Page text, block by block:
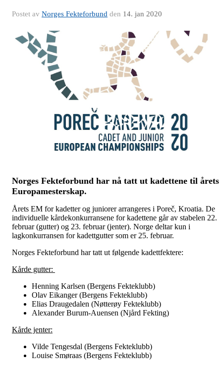
Postet av Norges Fekteforbund den 14. jan 2020
Norges Fekteforbund har nå tatt ut kadettene til årets
Europamesterskap.
Årets EM for kadetter og juniorer arrangeres i Poreč, Kroatia. De
individuelle kårdekonkurransene for kadettene går av stabelen 22.
februar (gutter) og 23. februar (jenter). Norge deltar kun i
lagkonkurransen for kadettgutter som er 25. februar.
Norges Fekteforbund har tatt ut følgende kadettfektere:
Kårde gutter:
Henning Karlsen (Bergens Fekteklubb)
Olav Eikanger (Bergens Fekteklubb)
Elias Draugedalen (Nøtterøy Fekteklubb)
Alexander Burum-Auensen (Njård Fekting)
Kårde jenter:
Vilde Tengesdal (Bergens Fekteklubb)
Louise Smøraas (Bergens Fekteklubb)